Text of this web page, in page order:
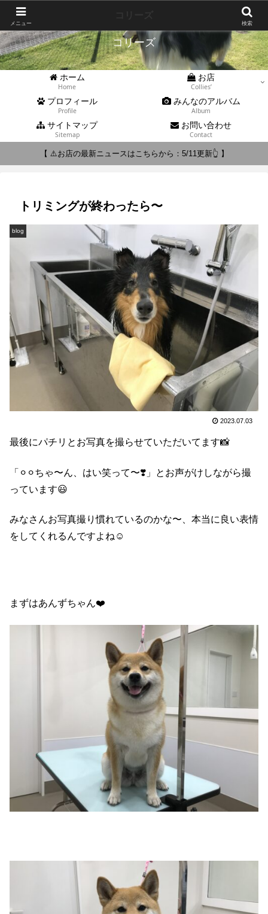
コリーズ
ホーム
Home
お店
Collies’
プロフィール
Profile
みんなのアルバム
Album
サイトマップ
Sitemap
お問い合わせ
Contact
【 ⚠️お店の最新ニュースはこちらから：5/11更新👆 】
トリミングが終わったら〜
blog
2023.07.03
最後にパチリとお写真を撮らせていただいてます📸
「⚪︎⚪︎ちゃ〜ん、はい笑って〜❣️」とお声がけしながら撮
っています😃
みなさんお写真撮り慣れているのかな〜、本当に良い表情
をしてくれるんですよね☺️
まずはあんずちゃん❤️
メニュー 検索